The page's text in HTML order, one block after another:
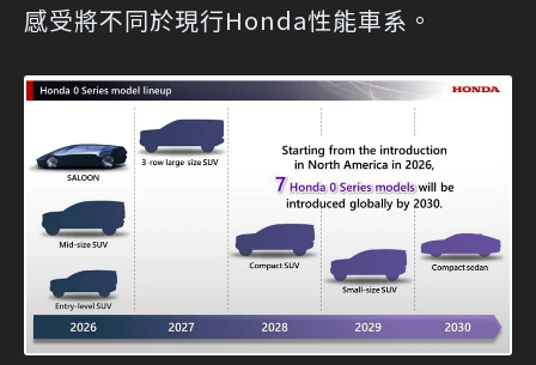
感受將不同於現行Honda性能車系。